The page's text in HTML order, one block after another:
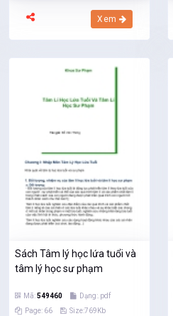
Xem
Sách Tâm lý học lứa tuổi và
tâm lý học sư phạm
Mã:549460
Dạng:.pdf
Page: 66
Size:769Kb